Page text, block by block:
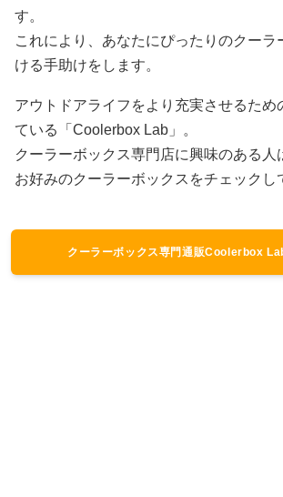
す。
これにより、あなたにぴったりのクーラ
ける手助けをします。
アウトドアライフをより充実させるため
ている「Coolerbox Lab」。
クーラーボックス専門店に興味のある人
お好みのクーラーボックスをチェックし
クーラーボックス専門通販Coolerbox